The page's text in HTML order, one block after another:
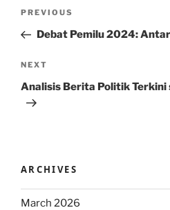
Previous
Post
PREVIOUS
Debat Pemilu 2024:
Next
Post
NEXT
Analisis Berita Politik
ARCHIVES
March 2026